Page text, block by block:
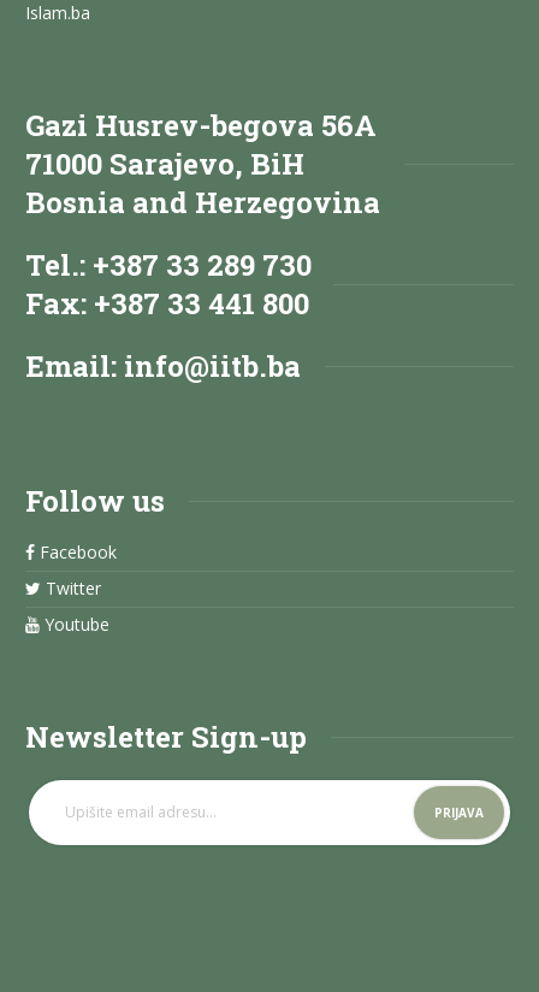
Islam.ba
Gazi Husrev-begova 56A
71000 Sarajevo, BiH
Bosnia and Herzegovina
Tel.: +387 33 289 730
Fax: +387 33 441 800
Email: info@iitb.ba
Follow us
Facebook
Twitter
Youtube
Newsletter Sign-up